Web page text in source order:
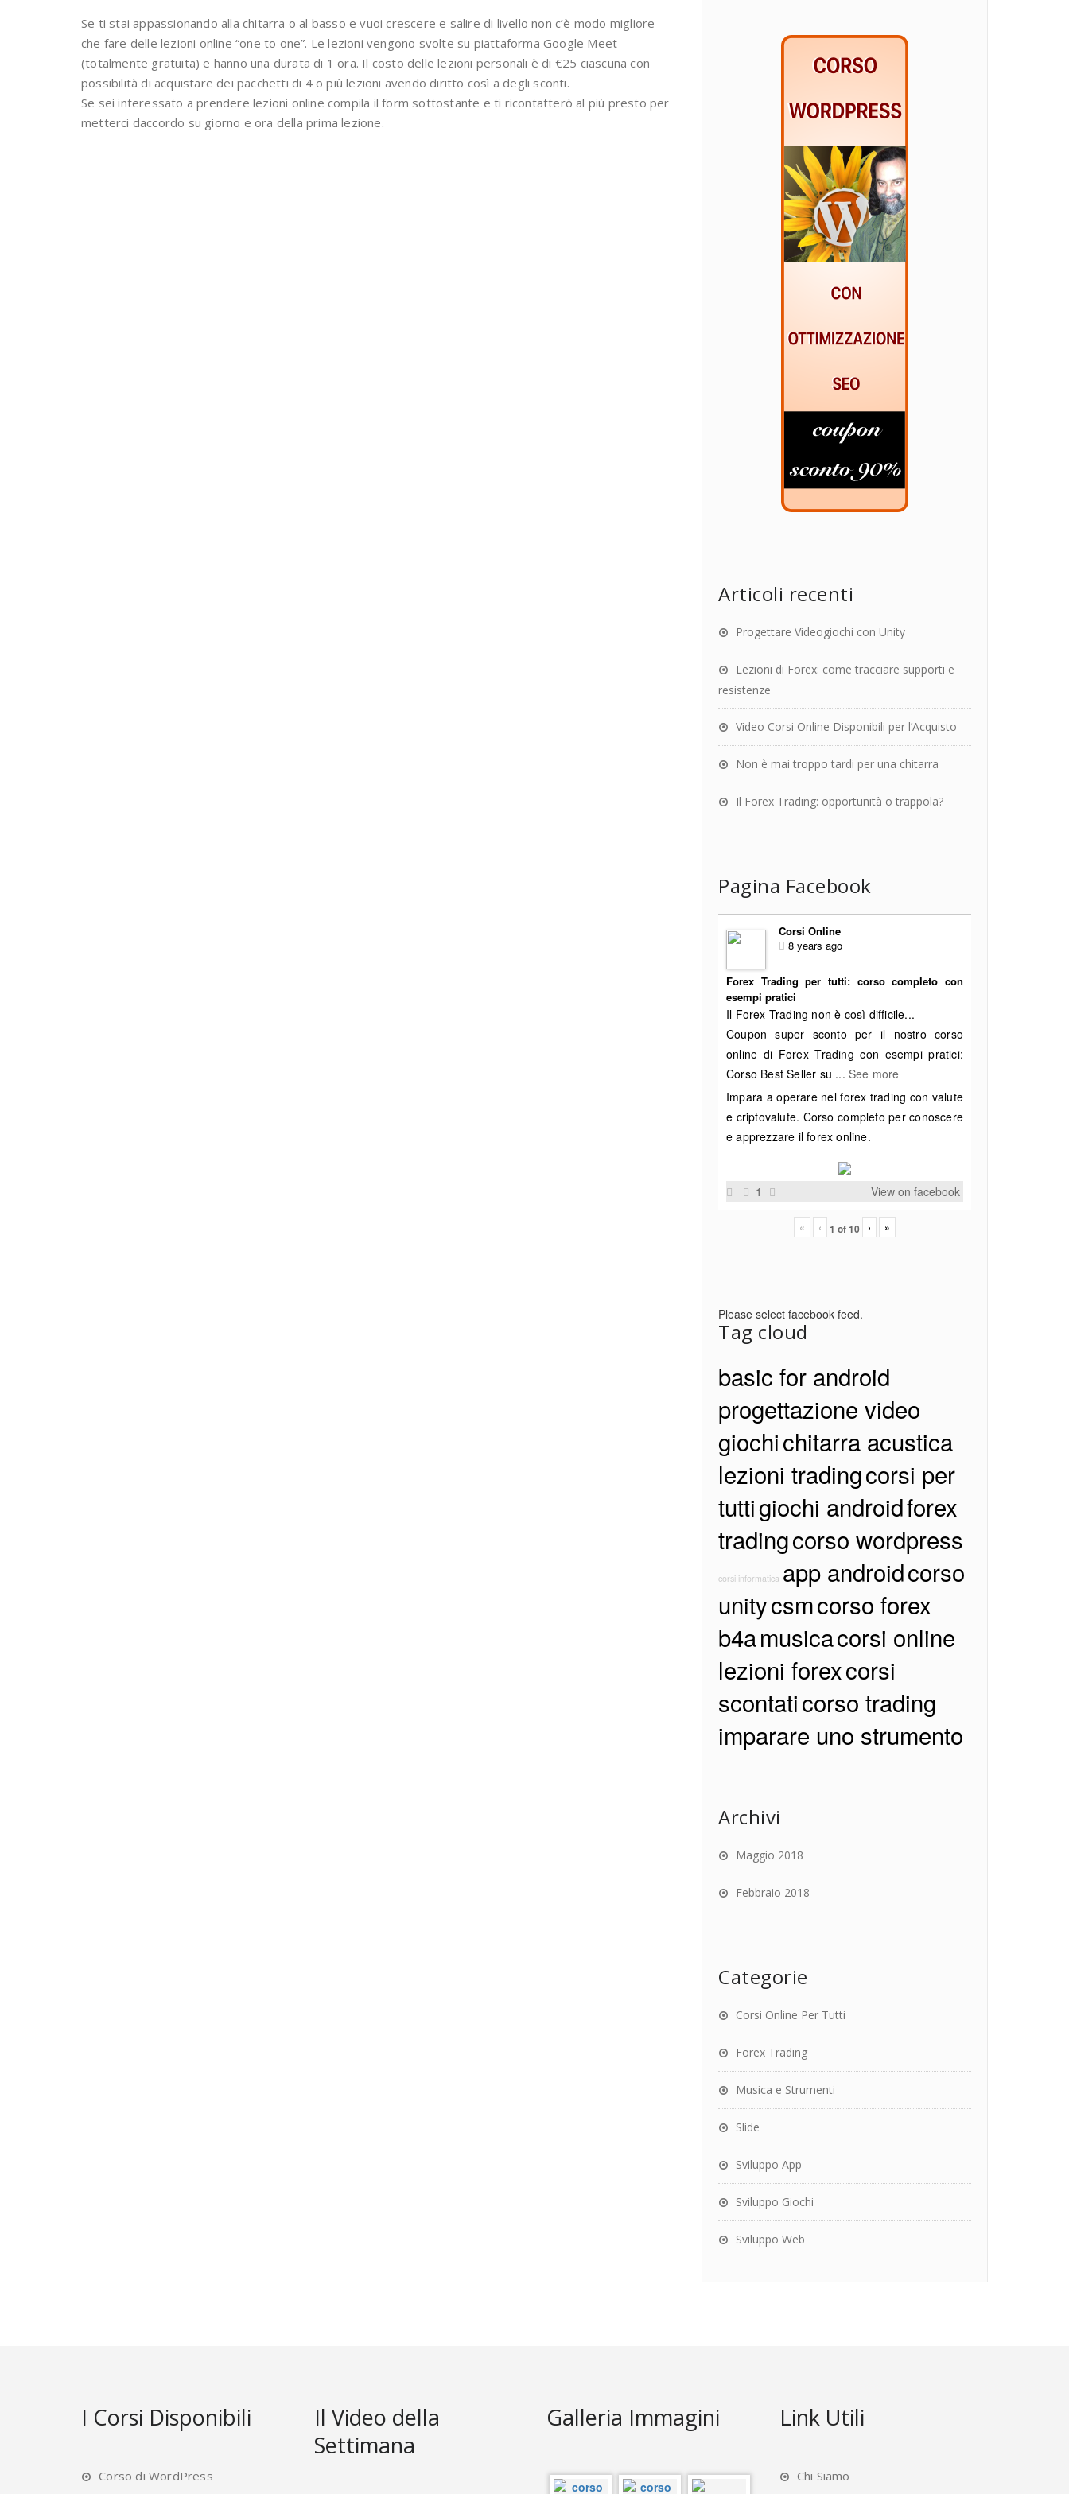
Se ti stai appassionando alla chitarra o al basso e vuoi crescere e salire di livello non c’è modo migliore
che fare delle lezioni online “one to one”. Le lezioni vengono svolte su piattaforma Google Meet
(totalmente gratuita) e hanno una durata di 1 ora. Il costo delle lezioni personali è di €25 ciascuna con
possibilità di acquistare dei pacchetti di 4 o più lezioni avendo diritto così a degli sconti.
Se sei interessato a prendere lezioni online compila il form sottostante e ti ricontatterò al più presto per
metterci daccordo su giorno e ora della prima lezione.
Articoli recenti
Progettare Videogiochi con Unity
Lezioni di Forex: come tracciare supporti e
resistenze
Video Corsi Online Disponibili per l’Acquisto
Non è mai troppo tardi per una chitarra
Il Forex Trading: opportunità o trappola?
Pagina Facebook
Corsi Online
8 years ago
Forex Trading per tutti: corso completo con
esempi pratici
Il Forex Trading non è così difficile...
Coupon super sconto per il nostro corso
online di Forex Trading con esempi pratici:
Corso Best Seller su ...See more
Impara a operare nel forex trading con valute
e criptovalute. Corso completo per conoscere
e apprezzare il forex online.
1 View on facebook
« ‹ 1 of10 › »
Please select facebook feed.
Tag cloud
basic for android
progettazione video
giochichitarra acustica
lezioni tradingcorsi per
tuttigiochi androidforex
tradingcorso wordpress
corsi informatica app androidcorso
unitycsmcorso forex
b4amusicacorsi online
lezioni forexcorsi
scontaticorso trading
imparare uno strumento
Archivi
Maggio 2018
Febbraio 2018
Categorie
Corsi Online Per Tutti
Forex Trading
Musica e Strumenti
Slide
Sviluppo App
Sviluppo Giochi
Sviluppo Web
I Corsi Disponibili
Corso di WordPress
Il Video della
Settimana
Galleria Immagini Link Utili
Chi Siamo